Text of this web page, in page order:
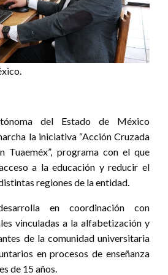
del Estado de México
la iniciativa “Acción Cruzada
Tuaeméx”, programa con el que
a la educación y reducir el
regiones de la entidad.
en coordinación con
vinculadas a la alfabetización y
de la comunidad universitaria
en procesos de enseñanza
de 15 años.